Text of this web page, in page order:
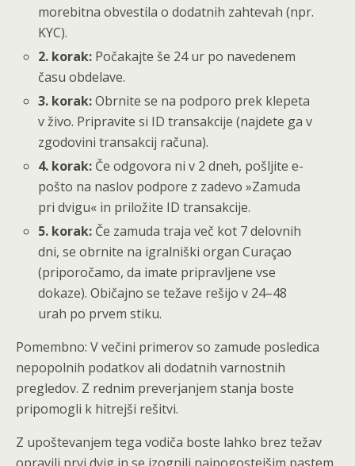
morebitna obvestila o dodatnih zahtevah (npr.
KYC).
2. korak: Počakajte še 24 ur po navedenem
času obdelave.
3. korak:Obrnite se na podporo prek klepeta
v živo. Pripravite si ID transakcije (najdete ga v
zgodovini transakcij računa).
4. korak: Če odgovora ni v 2 dneh, pošljite e-
pošto na naslov podpore z zadevo »Zamuda
pri dvigu« in priložite ID transakcije.
5. korak: Če zamuda traja več kot 7 delovnih
dni, se obrnite na igralniški organ Curaçao
(priporočamo, da imate pripravljene vse
dokaze). Običajno se težave rešijo v 24–48
urah po prvem stiku.
Pomembno: V večini primerov so zamude posledica
nepopolnih podatkov ali dodatnih varnostnih
pregledov. Z rednim preverjanjem stanja boste
pripomogli k hitrejši rešitvi.
Z upoštevanjem tega vodiča boste lahko brez težav